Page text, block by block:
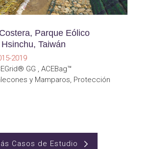
Parque Eólico
Taiwán
2019
GG , ACEBag™
y Mamparos, Protección
Casos de Estudio